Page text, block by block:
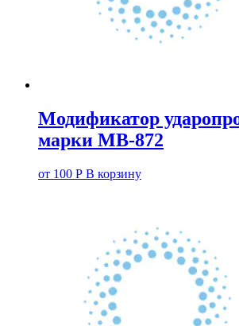
Модификатор
марки МВ-872
от 100 Р В корзину